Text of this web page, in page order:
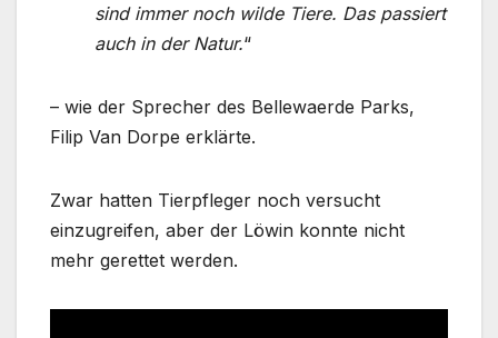
sind immer noch wilde Tiere. Das passiert
auch in der Natur.“
– wie der Sprecher des Bellewaerde Parks,
Filip Van Dorpe erklärte.
Zwar hatten Tierpfleger noch versucht
einzugreifen, aber der Löwin konnte nicht
mehr gerettet werden.